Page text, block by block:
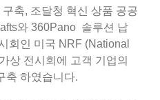
축, 조달청 혁신 상품 공공
와 360Pano 솔루션 납
회인 미국 NRF (National
상 전시회에 고객 기업의
축 하였습니다.